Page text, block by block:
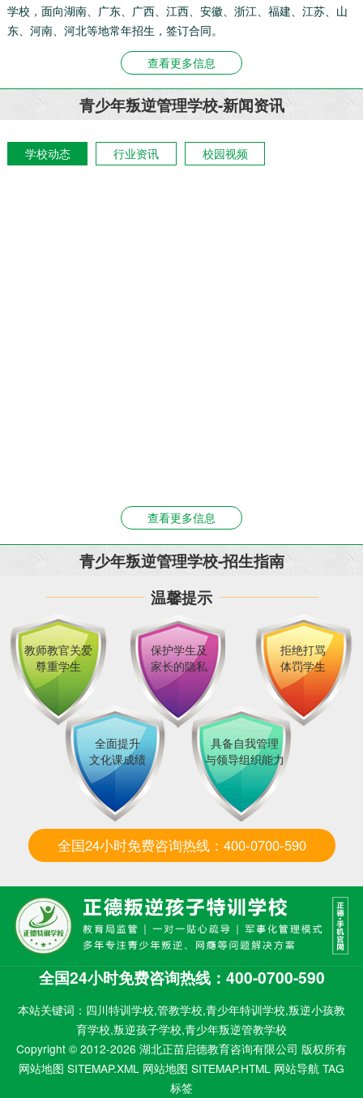
学校，面向湖南、广东、广西、江西、安徽、浙江、福建、江苏、山
东、河南、河北等地常年招生，签订合同。
查看更多信息
青少年叛逆管理学校-新闻资讯
学校动态 行业资讯 校园视频
查看更多信息
青少年叛逆管理学校-招生指南
温馨提示
教师教官关爱
尊重学生
保护学生及
家长的隐私
拒绝打骂
体罚学生
全面提升
文化课成绩
具备自我管理
与领导组织能力
全国24小时免费咨询热线：400-0700-590
全国24小时免费咨询热线：400-0700-590
本站关键词：四川特训学校,管教学校,青少年特训学校,叛逆小孩教
育学校,叛逆孩子学校,青少年叛逆管教学校
Copyright © 2012-2026 湖北正苗启德教育咨询有限公司 版权所有
网站地图 SITEMAP.XML 网站地图 SITEMAP.HTML 网站导航 TAG
标签